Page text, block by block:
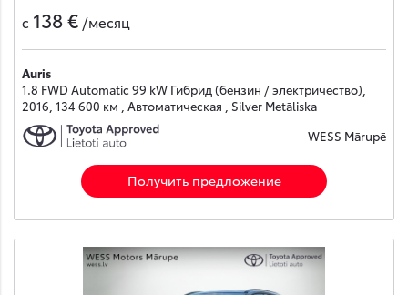
с 138 € /месяц
Auris
1.8 FWD Automatic 99 kW Гибрид (бензин / электричество),
2016, 134 600 км , Автоматическая , Silver Metāliska
WESS Mārupē
Получить предложение